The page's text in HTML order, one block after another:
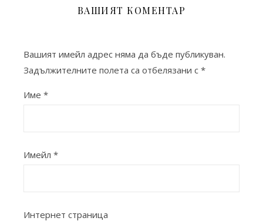
ВАШИЯТ КОМЕНТАР
Вашият имейл адрес няма да бъде публикуван.
Задължителните полета са отбелязани с *
Име *
Имейл *
Интернет страница